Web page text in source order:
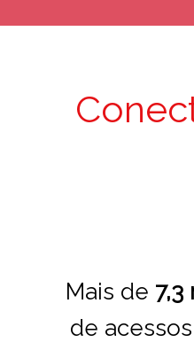
Mais de 7,3
de